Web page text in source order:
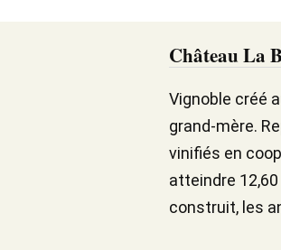
Château La
Vignoble créé
grand-mère.
vinifiés en
atteindre
construit, les